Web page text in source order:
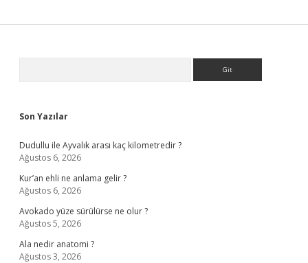
Son Yazılar
Dudullu ile Ayvalık arası kaç kilometredir ?
Ağustos 6, 2026
Kur’an ehli ne anlama gelir ?
Ağustos 6, 2026
Avokado yüze sürülürse ne olur ?
Ağustos 5, 2026
Ala nedir anatomi ?
Ağustos 3, 2026